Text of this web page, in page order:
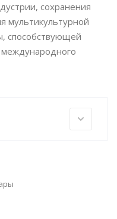
сохранения
мультикультурной
способствующей